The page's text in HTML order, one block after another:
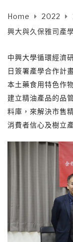
Home 2022
興大與久保雅司產
中興大學循環經濟
日簽署產學合作計
本土藥食用特色作
建立精油產品的品
料庫，來解決市售
消費者信心及樹立